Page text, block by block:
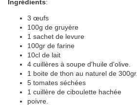
Ingrédients:
3 œufs
100g de gruyère
1 sachet de levure
100gr de farine
10cl de lait
4 cuillères à soupe d'huile d'olive.
1 boite de thon au naturel de 300gr.
5 tomates séchées
1 cuillère de ciboulette hachée
poivre.